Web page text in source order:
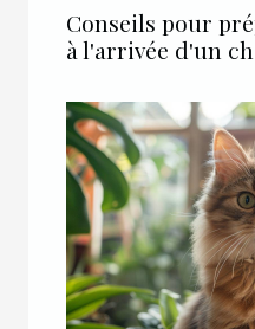
Conseils pour
à l'arrivée d'un